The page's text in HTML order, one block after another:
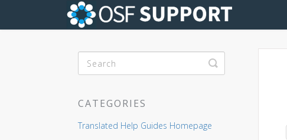
Toggle Search
CATEGORIES
Translated Help Guides Homepage